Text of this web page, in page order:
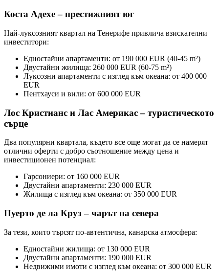
Коста Адехе – престижният юг
Най-луксозният квартал на Тенерифе привлича взискателни
инвеститори:
Едностайни апартаменти: от 190 000 EUR (40-45 m²)
Двустайни жилища: 260 000 EUR (60-75 m²)
Луксозни апартаменти с изглед към океана: от 400 000
EUR
Пентхауси и вили: от 600 000 EUR
Лос Кристианс и Лас Америкас – туристическото
сърце
Два популярни квартала, където все още могат да се намерят
отлични оферти с добро съотношение между цена и
инвестиционен потенциал:
Гарсониери: от 160 000 EUR
Двустайни апартаменти: 230 000 EUR
Жилища с изглед към океана: от 350 000 EUR
Пуерто де ла Круз – чарът на севера
За тези, които търсят по-автентична, канарска атмосфера:
Едностайни жилища: от 130 000 EUR
Двустайни апартаменти: 190 000 EUR
Недвижими имоти с изглед към океана: от 300 000 EUR